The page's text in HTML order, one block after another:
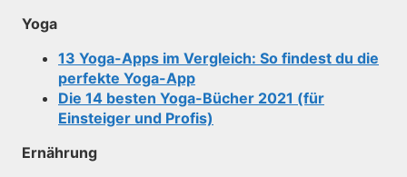
Yoga
13 Yoga-Apps im Vergleich: So findest du die
perfekte Yoga-App
Die 14 besten Yoga-Bücher 2021 (für
Einsteiger und Profis)
Ernährung